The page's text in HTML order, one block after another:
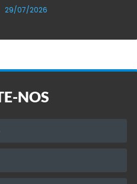
29/07/2026
NOS